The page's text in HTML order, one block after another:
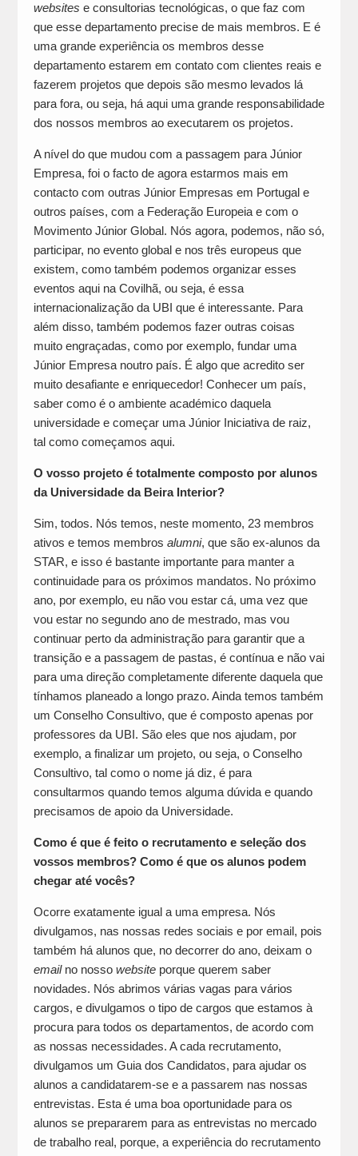
websites e consultorias tecnológicas, o que faz com
que esse departamento precise de mais membros. E é
uma grande experiência os membros desse
departamento estarem em contato com clientes reais e
fazerem projetos que depois são mesmo levados lá
para fora, ou seja, há aqui uma grande responsabilidade
dos nossos membros ao executarem os projetos.
A nível do que mudou com a passagem para Júnior
Empresa, foi o facto de agora estarmos mais em
contacto com outras Júnior Empresas em Portugal e
outros países, com a Federação Europeia e com o
Movimento Júnior Global. Nós agora, podemos, não só,
participar, no evento global e nos três europeus que
existem, como também podemos organizar esses
eventos aqui na Covilhã, ou seja, é essa
internacionalização da UBI que é interessante. Para
além disso, também podemos fazer outras coisas
muito engraçadas, como por exemplo, fundar uma
Júnior Empresa noutro país. É algo que acredito ser
muito desafiante e enriquecedor! Conhecer um país,
saber como é o ambiente académico daquela
universidade e começar uma Júnior Iniciativa de raiz,
tal como começamos aqui.
O vosso projeto é totalmente composto por alunos
da Universidade da Beira Interior?
Sim, todos. Nós temos, neste momento, 23 membros
ativos e temos membros alumni, que são ex-alunos da
STAR, e isso é bastante importante para manter a
continuidade para os próximos mandatos. No próximo
ano, por exemplo, eu não vou estar cá, uma vez que
vou estar no segundo ano de mestrado, mas vou
continuar perto da administração para garantir que a
transição e a passagem de pastas, é contínua e não vai
para uma direção completamente diferente daquela que
tínhamos planeado a longo prazo. Ainda temos também
um Conselho Consultivo, que é composto apenas por
professores da UBI. São eles que nos ajudam, por
exemplo, a finalizar um projeto, ou seja, o Conselho
Consultivo, tal como o nome já diz, é para
consultarmos quando temos alguma dúvida e quando
precisamos de apoio da Universidade.
Como é que é feito o recrutamento e seleção dos
vossos membros? Como é que os alunos podem
chegar até vocês?
Ocorre exatamente igual a uma empresa. Nós
divulgamos, nas nossas redes sociais e por email, pois
também há alunos que, no decorrer do ano, deixam o
emailno nosso websiteporque querem saber
novidades. Nós abrimos várias vagas para vários
cargos, e divulgamos o tipo de cargos que estamos à
procura para todos os departamentos, de acordo com
as nossas necessidades. A cada recrutamento,
divulgamos um Guia dos Candidatos, para ajudar os
alunos a candidatarem-se e a passarem nas nossas
entrevistas. Esta é uma boa oportunidade para os
alunos se prepararem para as entrevistas no mercado
de trabalho real, porque, a experiência do recrutamento